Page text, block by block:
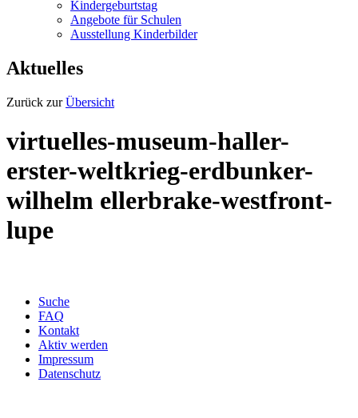
Kindergeburtstag
Angebote für Schulen
Ausstellung Kinderbilder
Aktuelles
Zurück zurÜbersicht
virtuelles-museum-haller-
erster-weltkrieg-erdbunker-
wilhelm ellerbrake-westfront-
lupe
Suche
FAQ
Kontakt
Aktiv werden
Impressum
Datenschutz